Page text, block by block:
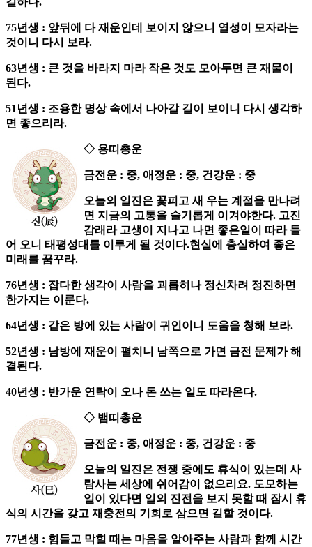
75년생 : 앞뒤에 다 재운인데 보이지 않으니 열성이 모자라는
것이니 다시 보라.
63년생 : 큰 것을 바라지 마라 작은 것도 모아두면 큰 재물이
된다.
51년생 : 조용한 명상 속에서 나아갈 길이 보이니 다시 생각하
면 좋으리라.
◇ 용띠총운
금전운 : 중, 애정운 : 중, 건강운 : 중
오늘의 일진은 꽃피고 새 우는 계절을 만나려
면 지금의 고통을 슬기롭게 이겨야한다. 고진
감래라 고생이 지나고 나면 좋은일이 따라 들
어 오니 태평성대를 이루게 될 것이다.현실에 충실하여 좋은
미래를 꿈꾸라.
76년생 : 잡다한 생각이 사람을 괴롭히나 정신차려 정진하면
한가지는 이룬다.
64년생 : 같은 방에 있는 사람이 귀인이니 도움을 청해 보라.
52년생 : 남방에 재운이 펼치니 남쪽으로 가면 금전 문제가 해
결된다.
40년생 : 반가운 연락이 오나 돈 쓰는 일도 따라온다.
◇ 뱀띠총운
금전운 : 중, 애정운 : 중, 건강운 : 중
오늘의 일진은 전쟁 중에도 휴식이 있는데 사
람사는 세상에 쉬어감이 없으리요. 도모하는
일이 있다면 일의 진전을 보지 못할 때 잠시 휴
식의 시간을 갖고 재충전의 기회로 삼으면 길할 것이다.
77년생 : 힘들고 막힐 때는 마음을 알아주는 사람과 함께 시간